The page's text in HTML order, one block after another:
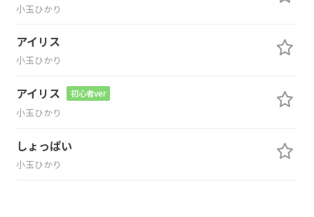
小玉ひかり
アイリス
小玉ひかり
アイリス 初心者ver
小玉ひかり
しょっぱい
小玉ひかり